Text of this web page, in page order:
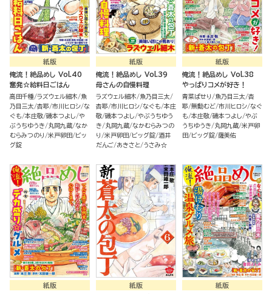
紙版
俺流！絶品めし Vol.40
奮発☆給料日ごはん
高田千種 ラズウェル細木
魚
乃目三太 杏耶 市川ヒロシ な
ぐも 本庄敬 磯本つよし や
ぶうちゆうき
丸岡九蔵 なか
むらみつのり
米戸卵田
ビッ
グ錠
紙版
俺流！絶品めし Vol.39
母さんの自慢料理
ラズウェル細木
魚乃目三太
杏耶 市川ヒロシ なぐも 本庄
敬 磯本つよし やぶうちゆう
き
丸岡九蔵 なかむらみつの
り
米戸卵田 ビッグ錠 酒井
だんご あきさと うさみ☆
紙版
俺流！絶品めし Vol.38
やっぱりコメが好き！
青菜ぱせり 魚乃目三太 杏
耶 無動むど 市川ヒロシ なぐ
も 本庄敬 磯本つよし やぶ
うちゆうき
丸岡九蔵 米戸卵
田
ビッグ錠 薩美佑
紙版
紙版
紙版